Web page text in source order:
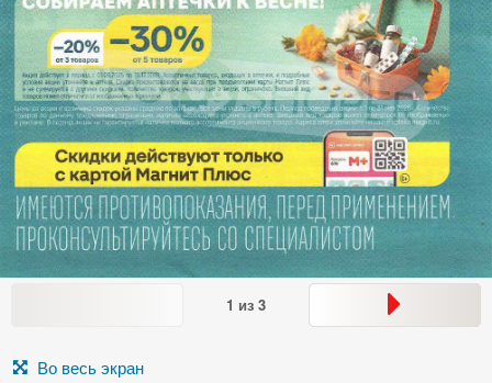
1 из 3
Во весь экран